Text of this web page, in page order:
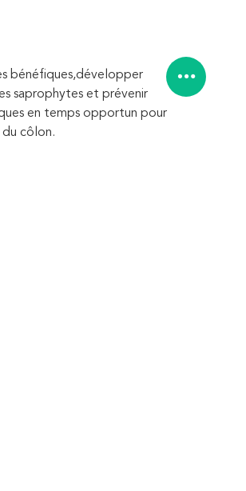
bénéfiques,développer
saprophytes et prévenir
en temps opportun pour
côlon.